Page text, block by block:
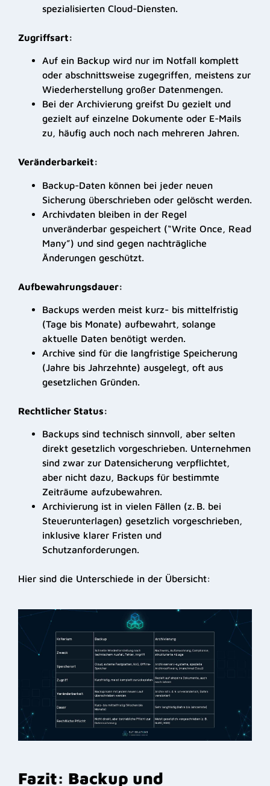
spezialisierten Cloud-Diensten.
Zugriffsart:
Auf ein Backup wird nur im Notfall komplett
oder abschnittsweise zugegriffen, meistens zur
Wiederherstellung großer Datenmengen.
Bei der Archivierung greifst Du gezielt und
gezielt auf einzelne Dokumente oder E-Mails
zu, häufig auch noch nach mehreren Jahren.
Veränderbarkeit:
Backup-Daten können bei jeder neuen
Sicherung überschrieben oder gelöscht werden.
Archivdaten bleiben in der Regel
unveränderbar gespeichert (“Write Once, Read
Many”) und sind gegen nachträgliche
Änderungen geschützt.
Aufbewahrungsdauer:
Backups werden meist kurz- bis mittelfristig
(Tage bis Monate) aufbewahrt, solange
aktuelle Daten benötigt werden.
Archive sind für die langfristige Speicherung
(Jahre bis Jahrzehnte) ausgelegt, oft aus
gesetzlichen Gründen.
Rechtlicher Status:
Backups sind technisch sinnvoll, aber selten
direkt gesetzlich vorgeschrieben. Unternehmen
sind zwar zur Datensicherung verpflichtet,
aber nicht dazu, Backups für bestimmte
Zeiträume aufzubewahren.
Archivierung ist in vielen Fällen (z. B. bei
Steuerunterlagen) gesetzlich vorgeschrieben,
inklusive klarer Fristen und
Schutzanforderungen.
Hier sind die Unterschiede in der Übersicht:
Fazit: Backup und